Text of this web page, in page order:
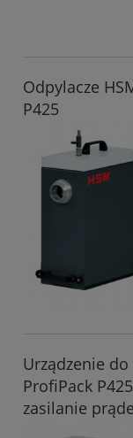
Odpylacze
P425
Urządzenie
ProfiPack
zasilanie